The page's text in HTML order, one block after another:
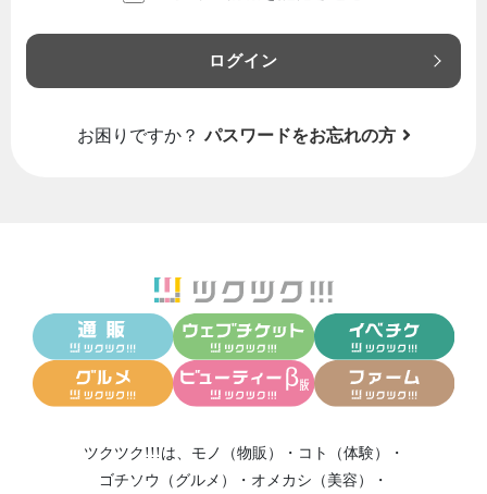
ログイン
お困りですか？ パスワードをお忘れの方
ツクツク!!!は、 モノ（物販） ・ コト（体験）
・
ゴチソウ（グルメ）
・ オメカシ（美容）
・